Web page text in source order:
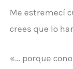
Me estremecí
crees que lo
«… porque